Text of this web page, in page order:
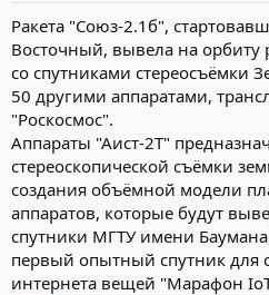
Ракета "Союз-2.1б",
Восточный, вывела на орбиту
со спутниками стереосъёмки
50 другими аппаратами,
"Роскосмос".
Аппараты "Аист-2Т"
стереоскопической съёмки
создания объёмной модели
аппаратов, которые будут
спутники МГТУ имени
первый опытный спутник для
интернета вещей "Марафон